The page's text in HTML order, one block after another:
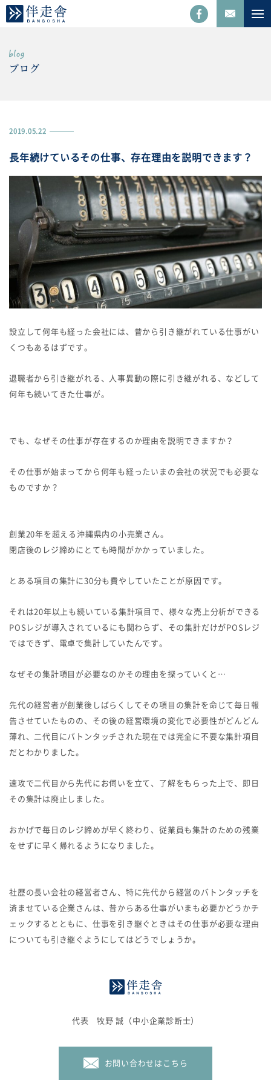
ブログ
2019.05.22
長年続けているその仕事、存在理由を説明できます？
設立して何年も経った会社には、昔から引き継がれている仕事がい
くつもあるはずです。
退職者から引き継がれる、人事異動の際に引き継がれる、などして
何年も続いてきた仕事が。
でも、なぜその仕事が存在するのか理由を説明できますか？
その仕事が始まってから何年も経ったいまの会社の状況でも必要な
ものですか？
創業20年を超える沖縄県内の小売業さん。
閉店後のレジ締めにとても時間がかかっていました。
とある項目の集計に30分も費やしていたことが原因です。
それは20年以上も続いている集計項目で、様々な売上分析ができる
POSレジが導入されているにも関わらず、その集計だけがPOSレジ
ではできず、電卓で集計していたんです。
なぜその集計項目が必要なのかその理由を探っていくと…
先代の経営者が創業後しばらくしてその項目の集計を命じて毎日報
告させていたものの、その後の経営環境の変化で必要性がどんどん
薄れ、二代目にバトンタッチされた現在では完全に不要な集計項目
だとわかりました。
速攻で二代目から先代にお伺いを立て、了解をもらった上で、即日
その集計は廃止しました。
おかげで毎日のレジ締めが早く終わり、従業員も集計のための残業
をせずに早く帰れるようになりました。
社歴の長い会社の経営者さん、特に先代から経営のバトンタッチを
済ませている企業さんは、昔からある仕事がいまも必要かどうかチ
ェックするとともに、仕事を引き継ぐときはその仕事が必要な理由
についても引き継ぐようにしてはどうでしょうか。
代表 牧野 誠（中小企業診断士）
お問い合わせはこちら